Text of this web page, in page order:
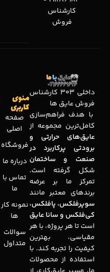
کارشناس
فروش
داخلی 303 کارشناس
فروش عایق ها
با هدف فراهم‌سازی
کامل‌ترین مجموعه‌ از
عایق‌های حرارتی و
برودتی پرکاربرد در
صنعت و ساختمان
شکل گرفته است.
تمرکز ما بر عرضه
برندهای معتبر مانند
سوپرفلکس، پافلکس،
کی‌فلکس و سانا عایق
است تا هر پروژه، با هر
مقیاسی، بهترین
کیفیت را تجربه کند. با
استفاده از محصولات
منوی
کاربری
صفحه
اصلی
فروشگاه
درباره ما
تماس با
ما
نمونه کار
ها
سوالات
متداول